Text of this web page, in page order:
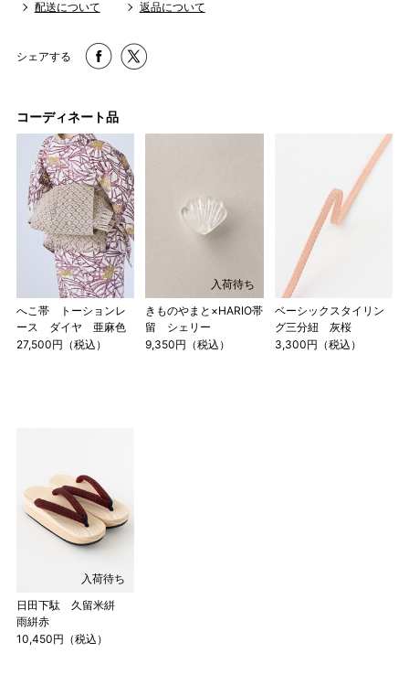
配送について 返品について
シェアする
コーディネート品
へこ帯 トーションレ
ース ダイヤ 亜麻色
27,500円（税込）
入荷待ち
きものやまと×HARIO帯
留 シェリー
9,350円（税込）
ベーシックスタイリン
グ三分紐 灰桜
3,300円（税込）
入荷待ち
日田下駄 久留米絣
雨絣赤
10,450円（税込）